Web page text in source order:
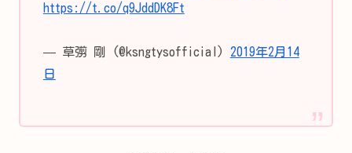
https://t.co/q9JddDK8Ft
— 草彅 剛 (@ksngtysofficial) 2019年2月14
日